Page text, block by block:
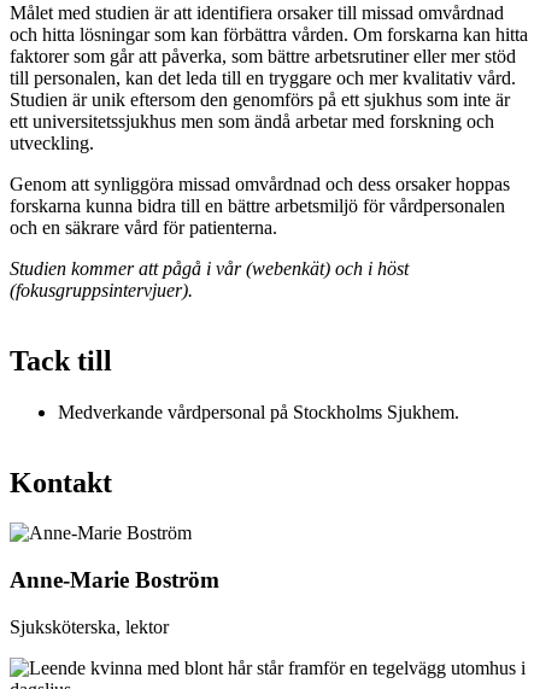
Målet med studien är att identifiera orsaker till missad omvårdnad
och hitta lösningar som kan förbättra vården. Om forskarna kan hitta
faktorer som går att påverka, som bättre arbetsrutiner eller mer stöd
till personalen, kan det leda till en tryggare och mer kvalitativ vård.
Studien är unik eftersom den genomförs på ett sjukhus som inte är
ett universitetssjukhus men som ändå arbetar med forskning och
utveckling.
Genom att synliggöra missad omvårdnad och dess orsaker hoppas
forskarna kunna bidra till en bättre arbetsmiljö för vårdpersonalen
och en säkrare vård för patienterna.
Studien kommer att pågå i vår (webenkät) och i höst
(fokusgruppsintervjuer).
Tack till
Medverkande vårdpersonal på Stockholms Sjukhem.
Kontakt
Anne-Marie Boström
Sjuksköterska, lektor